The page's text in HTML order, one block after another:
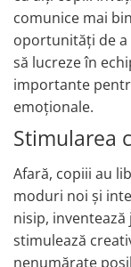
comunice mai
oportunități de a
să lucreze în
importante
emoționale.
Stimularea
Afară, copiii au
moduri noi și
nisip,
stimulează
nenumărate